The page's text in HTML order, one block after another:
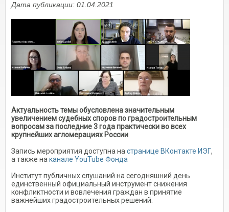
Дата публикации: 01.04.2021
Актуальность темы обусловлена значительным
увеличением судебных споров по градостроительным
вопросам за последние 3 года практически во всех
крупнейших агломерациях России
Запись мероприятия доступна на странице ВКонтакте ИЭГ,
а также на канале YouTube Фонда
Институт публичных слушаний на сегодняшний день
единственный официальный инструмент снижения
конфликтности и вовлечения граждан в принятие
важнейших градостроительных решений.